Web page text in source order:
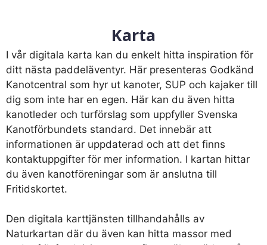
Karta
I vår digitala karta kan du enkelt hitta inspiration för
ditt nästa paddeläventyr. Här presenteras Godkänd
Kanotcentral som hyr ut kanoter, SUP och kajaker till
dig som inte har en egen. Här kan du även hitta
kanotleder och turförslag som uppfyller Svenska
Kanotförbundets standard. Det innebär att
informationen är uppdaterad och att det finns
kontaktuppgifter för mer information. I kartan hittar
du även kanotföreningar som är anslutna till
Fritidskortet.
Den digitala karttjänsten tillhandahålls av
Naturkartan där du även kan hitta massor med